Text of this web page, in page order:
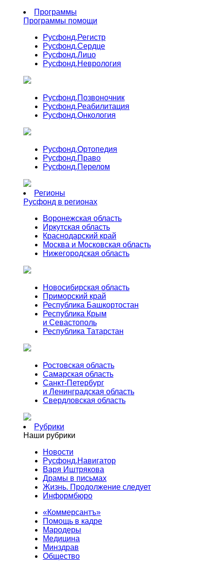
Программы
Программы помощи
Русфонд.Регистр
Русфонд.Сердце
Русфонд.Лицо
Русфонд.Неврология
Русфонд.Позвоночник
Русфонд.Реабилитация
Русфонд.Онкология
Русфонд.Ортопедия
Русфонд.Право
Русфонд.Перелом
Регионы
Русфонд в регионах
Воронежская область
Иркутская область
Краснодарский край
Москва и Московская область
Нижегородская область
Новосибирская область
Приморский край
Республика Башкортостан
Республика Крым
и Севастополь
Республика Татарстан
Ростовская область
Самарская область
Санкт-Петербург
и Ленинградская область
Свердловская область
Рубрики
Наши рубрики
Новости
Русфонд.Навигатор
Варя Иштрякова
Драмы в письмах
Жизнь. Продолжение следует
Информбюро
«Коммерсантъ»
Помощь в кадре
Мародеры
Медицина
Минздрав
Общество